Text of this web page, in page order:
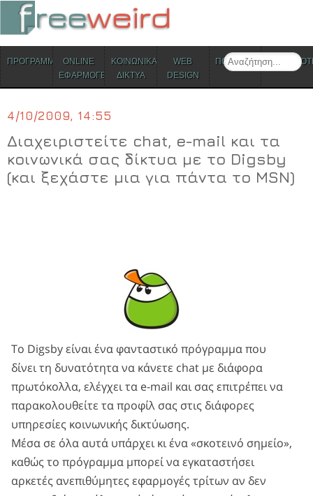
Search
Skip to content
ΠΡΟΓΡΑΜΜΑΤΑONLINE
ΕΦΑΡΜΟΓΕΣ
ΚΟΙΝΩΝΙΚΑ
ΔΙΚΤΥΑ
WEB
DESIGN
ΠΟΛΙΤΙΣΜΟΣ
4/10/2009, 14:55
Διαχειριστείτε chat, e-mail και τα
κοινωνικά σας δίκτυα με το Digsby
(και ξεχάστε μια για πάντα το MSN)
To Digsby είναι ένα φανταστικό πρόγραμμα που
δίνει τη δυνατότητα να κάνετε chat με διάφορα
πρωτόκολλα, ελέγχει τα e-mail και σας επιτρέπει να
παρακολουθείτε τα προφίλ σας στις διάφορες
υπηρεσίες κοινωνικής δικτύωσης.
Μέσα σε όλα αυτά υπάρχει κι ένα «σκοτεινό σημείο»,
καθώς το πρόγραμμα μπορεί να εγκαταστήσει
αρκετές ανεπιθύμητες εφαρμογές τρίτων αν δεν